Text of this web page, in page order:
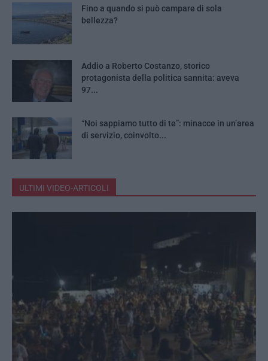
Fino a quando si può campare di sola
bellezza?
Addio a Roberto Costanzo, storico
protagonista della politica sannita: aveva
97...
“Noi sappiamo tutto di te”: minacce in un’area
di servizio, coinvolto...
ULTIMI VIDEO-ARTICOLI